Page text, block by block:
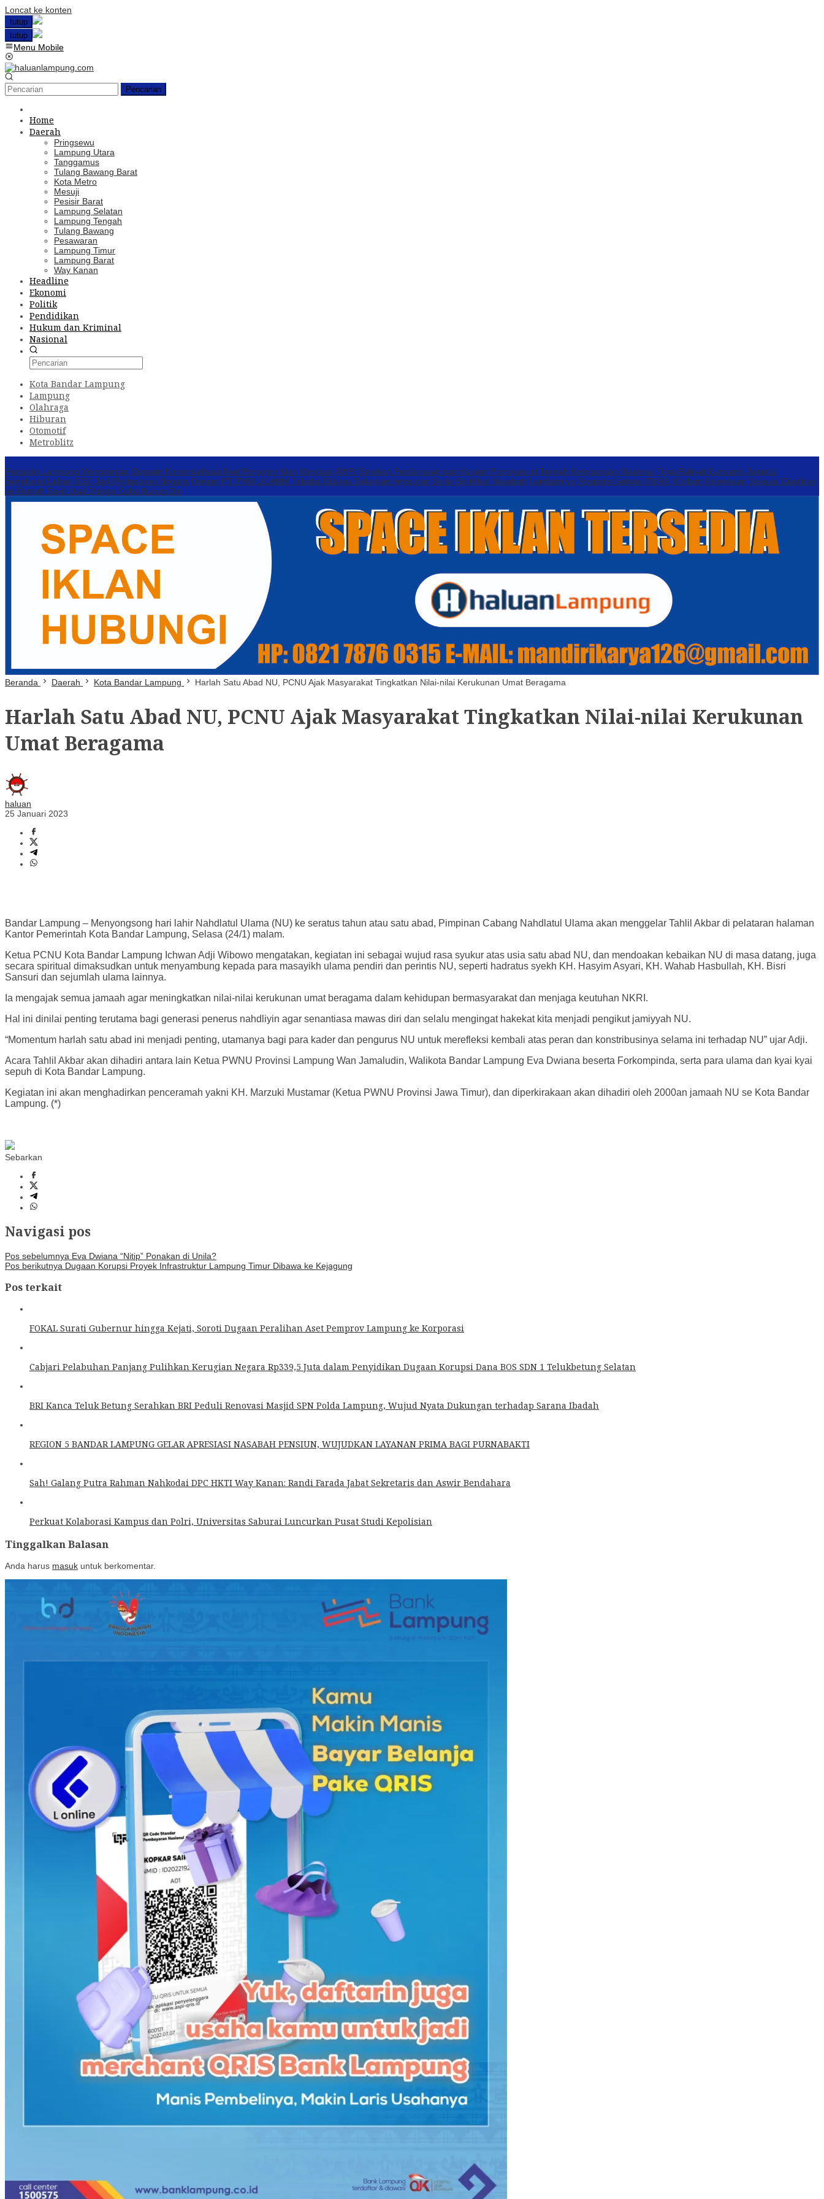
Loncat ke konten
tutup
tutup
Menu Mobile
Pencarian
Home
Daerah
Pringsewu
Lampung Utara
Tanggamus
Tulang Bawang Barat
Kota Metro
Mesuji
Pesisir Barat
Lampung Selatan
Lampung Tengah
Tulang Bawang
Pesawaran
Lampung Timur
Lampung Barat
Way Kanan
Headline
Ekonomi
Politik
Pendidikan
Hukum dan Kriminal
Nasional
Kota Bandar Lampung
Lampung
Olahraga
Hiburan
Otomotif
Metroblitz
Perbakin Lampung Menghindar, Dugaan Komersialisasi Aset Pemprov Kian MenguatAWPI Serukan Perdamaian dan Kecam Provokasi di Tengah Ketegangan Nasional Triga Rakyat Guncang Jakarta:
Sengkarut Lahan SGC Jadi Pertaruhan Negara Oknum PT. PNM ULAMM Tubaba Diduga Gelapkan Angsuran Serta Sertifikat Nasabah Lambannya Respons Satgas ITERA, Korban Kekerasan Seksual Dilarikan
ke Rumah Sakit Usai Diduga Coba Bunuh Diri
Beranda Daerah Kota Bandar Lampung Harlah Satu Abad NU, PCNU Ajak Masyarakat Tingkatkan Nilai-nilai Kerukunan Umat Beragama
Harlah Satu Abad NU, PCNU Ajak Masyarakat Tingkatkan Nilai-nilai Kerukunan
Umat Beragama
haluan
25 Januari 2023
Bandar Lampung – Menyongsong hari lahir Nahdlatul Ulama (NU) ke seratus tahun atau satu abad, Pimpinan Cabang Nahdlatul Ulama akan menggelar Tahlil Akbar di pelataran halaman
Kantor Pemerintah Kota Bandar Lampung, Selasa (24/1) malam.
Ketua PCNU Kota Bandar Lampung Ichwan Adji Wibowo mengatakan, kegiatan ini sebagai wujud rasa syukur atas usia satu abad NU, dan mendoakan kebaikan NU di masa datang, juga
secara spiritual dimaksudkan untuk menyambung kepada para masayikh ulama pendiri dan perintis NU, seperti hadratus syekh KH. Hasyim Asyari, KH. Wahab Hasbullah, KH. Bisri
Sansuri dan sejumlah ulama lainnya.
Ia mengajak semua jamaah agar meningkatkan nilai-nilai kerukunan umat beragama dalam kehidupan bermasyarakat dan menjaga keutuhan NKRI.
Hal ini dinilai penting terutama bagi generasi penerus nahdliyin agar senantiasa mawas diri dan selalu mengingat hakekat kita menjadi pengikut jamiyyah NU.
“Momentum harlah satu abad ini menjadi penting, utamanya bagi para kader dan pengurus NU untuk merefleksi kembali atas peran dan konstribusinya selama ini terhadap NU” ujar Adji.
Acara Tahlil Akbar akan dihadiri antara lain Ketua PWNU Provinsi Lampung Wan Jamaludin, Walikota Bandar Lampung Eva Dwiana beserta Forkompinda, serta para ulama dan kyai kyai
sepuh di Kota Bandar Lampung.
Kegiatan ini akan menghadirkan penceramah yakni KH. Marzuki Mustamar (Ketua PWNU Provinsi Jawa Timur), dan diperkirakaan akan dihadiri oleh 2000an jamaah NU se Kota Bandar
Lampung. (*)
Sebarkan
Navigasi pos
Pos sebelumnya Eva Dwiana “Nitip” Ponakan di Unila?
Pos berikutnya Dugaan Korupsi Proyek Infrastruktur Lampung Timur Dibawa ke Kejagung
Pos terkait
FOKAL Surati Gubernur hingga Kejati, Soroti Dugaan Peralihan Aset Pemprov Lampung ke Korporasi
Cabjari Pelabuhan Panjang Pulihkan Kerugian Negara Rp339,5 Juta dalam Penyidikan Dugaan Korupsi Dana BOS SDN 1 Telukbetung Selatan
BRI Kanca Teluk Betung Serahkan BRI Peduli Renovasi Masjid SPN Polda Lampung, Wujud Nyata Dukungan terhadap Sarana Ibadah
REGION 5 BANDAR LAMPUNG GELAR APRESIASI NASABAH PENSIUN, WUJUDKAN LAYANAN PRIMA BAGI PURNABAKTI
Sah! Galang Putra Rahman Nahkodai DPC HKTI Way Kanan: Randi Farada Jabat Sekretaris dan Aswir Bendahara
Perkuat Kolaborasi Kampus dan Polri, Universitas Saburai Luncurkan Pusat Studi Kepolisian
Tinggalkan Balasan
Anda harus masuk untuk berkomentar.